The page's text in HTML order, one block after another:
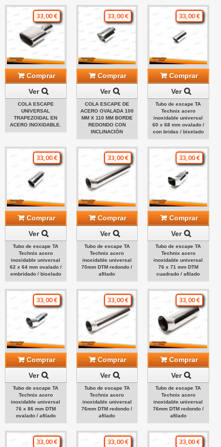
33,00 €
Comprar
Ver
COLA ESCAPE
UNIVERSAL
TRAPEZOIDAL EN
ACERO INOXIDABLE.
33,00 €
Comprar
Ver
COLA ESCAPE DE
ACERO OVALADA 100
MM X 110 MM BORDE
REDONDO CON
INCLINACIÓN
33,00 €
Comprar
Ver
Tubo de escape TA
Technix acero
inoxidable universal
60 x 68 mm ovalado /
con bridas / biselado
33,00 €
Comprar
Ver
Tubo de escape TA
Technix acero
inoxidable universal
62 x 64 mm ovalado /
embridado / biselado
33,00 €
Comprar
Ver
Tubo de escape TA
Technix acero
inoxidable universal
70mm DTM redondo /
afilado
33,00 €
Comprar
Ver
Tubo de escape TA
Technix acero
inoxidable universal
76 x 71 mm DTM
cuadrado / afilado
33,00 €
Comprar
Ver
Tubo de escape TA
Technix acero
inoxidable universal
76 x 86 mm DTM
ovalado / afilado
33,00 €
Comprar
Ver
Tubo de escape TA
Technix acero
inoxidable universal
76mm DTM redondo /
afilado
33,00 €
Comprar
Ver
Tubo de escape TA
Technix acero
inoxidable universal
76mm DTM redondo /
afilado
33,00 € 33,00 € 33,00 €